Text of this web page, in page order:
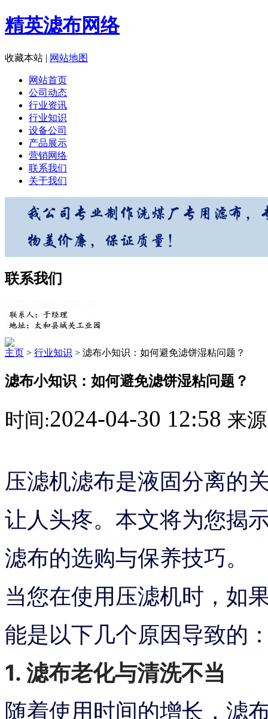
精英滤布网络
收藏本站 | 网站地图
网站首页
公司动态
行业资讯
行业知识
设备公司
产品展示
营销网络
联系我们
关于我们
联系我们
主页 > 行业知识 > 滤布小知识：如何避免滤饼湿粘问题？
滤布小知识：如何避免滤饼湿粘问题？
时间:2024-04-30 12:58 来
压滤机滤布是液固分离的
让人头疼。本文将为您揭
滤布的选购与保养技巧。
当您在使用压滤机时，如
能是以下几个原因导致的
1. 滤布老化与清洗不当
随着使用时间的增长，滤